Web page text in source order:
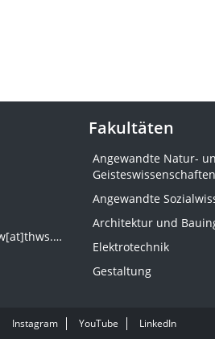
Fakultäten
Angewandte Natur-
Geisteswissenschaften
Angewandte
Architektur und
Elektrotechnik
Gestaltung
Instagram YouTube LinkedIn